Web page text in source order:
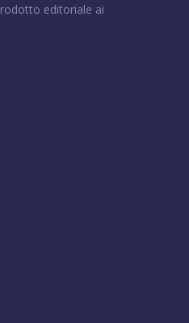
editoriale ai